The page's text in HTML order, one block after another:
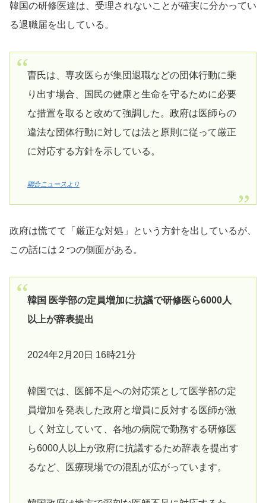
韓国の研修医達は、受理されないことが確実に分かってい
る退職届を出している。
曺氏は、専攻医らが集団退職などの団体行動に乗
り出す場合、国民の健康と生命を守るために必要
な措置を取ると改めて強調した。政府は医師らの
違法な団体行動に対しては法と原則に従って厳正
に対応する方針を示している。
聯合ニュースより
政府は慌てて「厳正な対処」という方針を出しているが、
この話には２つの側面がある。
韓国 医学部の定員増加に抗議で研修医ら6000人
以上が辞表提出
2024年2月20日 16時21分
韓国では、医師不足への対応策として医学部の定
員増加を発表した政府と増員に反対する医師が激
しく対立していて、各地の病院で勤務する研修医
ら6000人以上が政府に抗議するため辞表を提出す
るなど、医療現場での混乱が広がっています。